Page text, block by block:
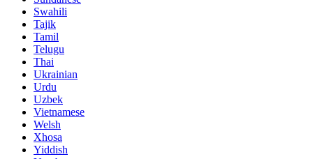
Swahili
Tajik
Tamil
Telugu
Thai
Ukrainian
Urdu
Uzbek
Vietnamese
Welsh
Xhosa
Yiddish